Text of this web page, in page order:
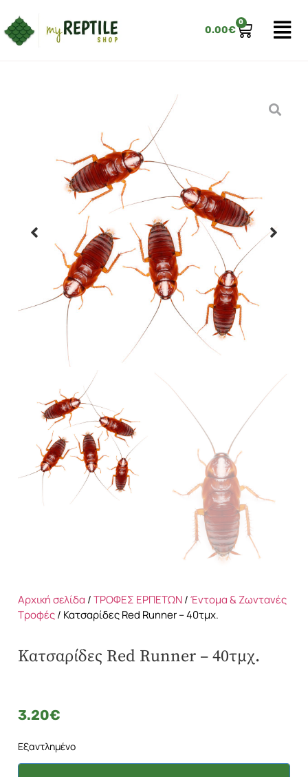
0.00€
0
Αρχική σελίδα /ΤΡΟΦΕΣ ΕΡΠΕΤΩΝ/Έντομα & Ζωντανές
Τροφές/ Κατσαρίδες Red Runner – 40τμχ.
Κατσαρίδες Red Runner – 40τμχ.
3.20€
Εξαντλημένο